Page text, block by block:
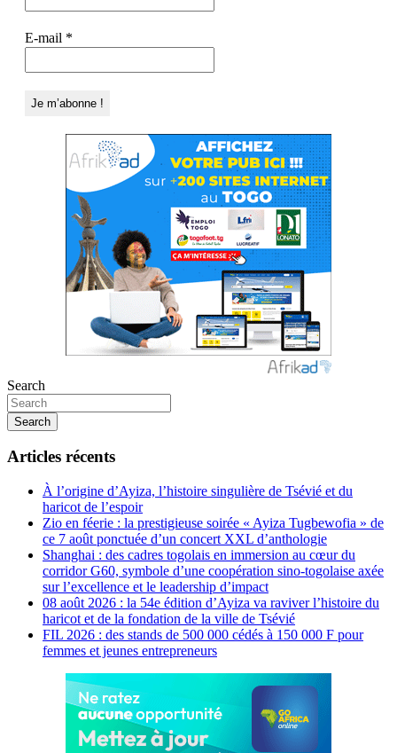
E-mail *
Search
Search
Articles récents
À l’origine d’Ayiza, l’histoire singulière de Tsévié et du
haricot de l’espoir
Zio en féerie : la prestigieuse soirée « Ayiza Tugbewofia » de
ce 7 août ponctuée d’un concert XXL d’anthologie
Shanghai : des cadres togolais en immersion au cœur du
corridor G60, symbole d’une coopération sino-togolaise axée
sur l’excellence et le leadership d’impact
08 août 2026 : la 54e édition d’Ayiza va raviver l’histoire du
haricot et de la fondation de la ville de Tsévié
FIL 2026 : des stands de 500 000 cédés à 150 000 F pour
femmes et jeunes entrepreneurs